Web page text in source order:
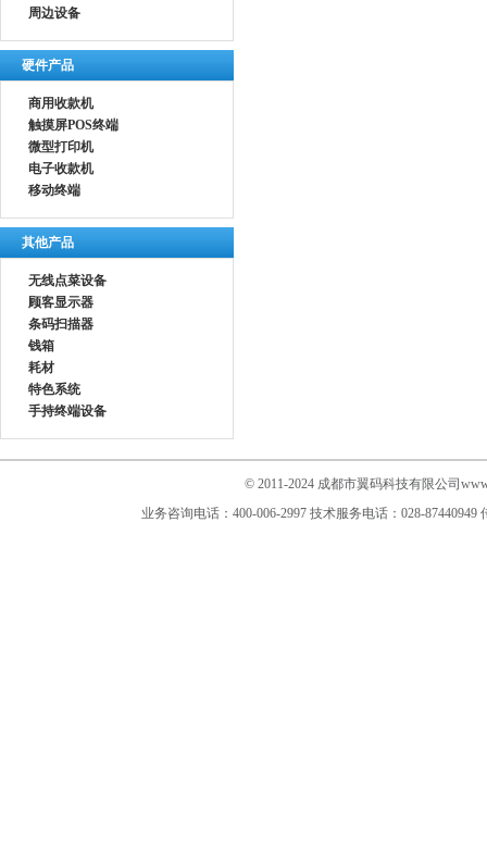
周边设备
硬件产品
商用收款机
触摸屏POS终端
微型打印机
电子收款机
移动终端
其他产品
无线点菜设备
顾客显示器
条码扫描器
钱箱
耗材
特色系统
手持终端设备
© 2011-2024 成都市翼码科技有限公司
业务咨询电话：400-006-2997 技术服务电话：028-87440949